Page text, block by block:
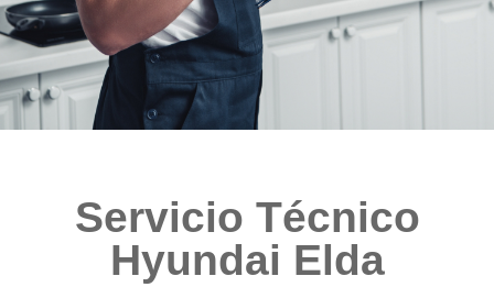
Servicio Técnico
Hyundai Elda